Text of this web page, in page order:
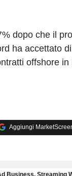
dopo che il
ha accettato
offshore in
Aggiungi